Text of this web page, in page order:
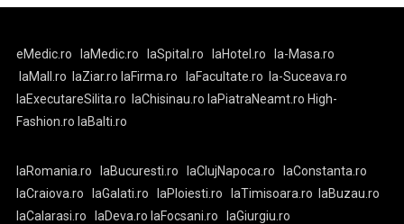
eMedic.ro laMedic.ro laSpital.ro laHotel.ro
la-Masa.ro
laMall.ro
laZiar.ro laFirma.ro laFacultate.ro
la-Suceava.ro
laExecutareSilita.ro
laChisinau.ro laPiatraNeamt.ro High-
Fashion.ro laBalti.ro
laRomania.ro laBucuresti.ro laClujNapoca.ro
laConstanta.ro
laCraiova.ro
laGalati.ro laPloiesti.ro laTimisoara.ro
laBuzau.ro
laCalarasi.ro
laDeva.ro laFocsani.ro
laGiurgiu.ro